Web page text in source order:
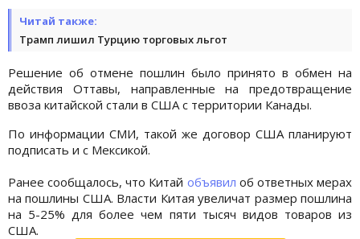
Читай также:
Трамп лишил Турцию торговых льгот
Решение об отмене пошлин было принято в обмен на
действия Оттавы, направленные на предотвращение
ввоза китайской стали в США с территории Канады.
По информации СМИ, такой же договор США планируют
подписать и с Мексикой.
Ранее сообщалось, что Китай объявил об ответных мерах
на пошлины США. Власти Китая увеличат размер пошлина
на 5-25% для более чем пяти тысяч видов товаров из
США.